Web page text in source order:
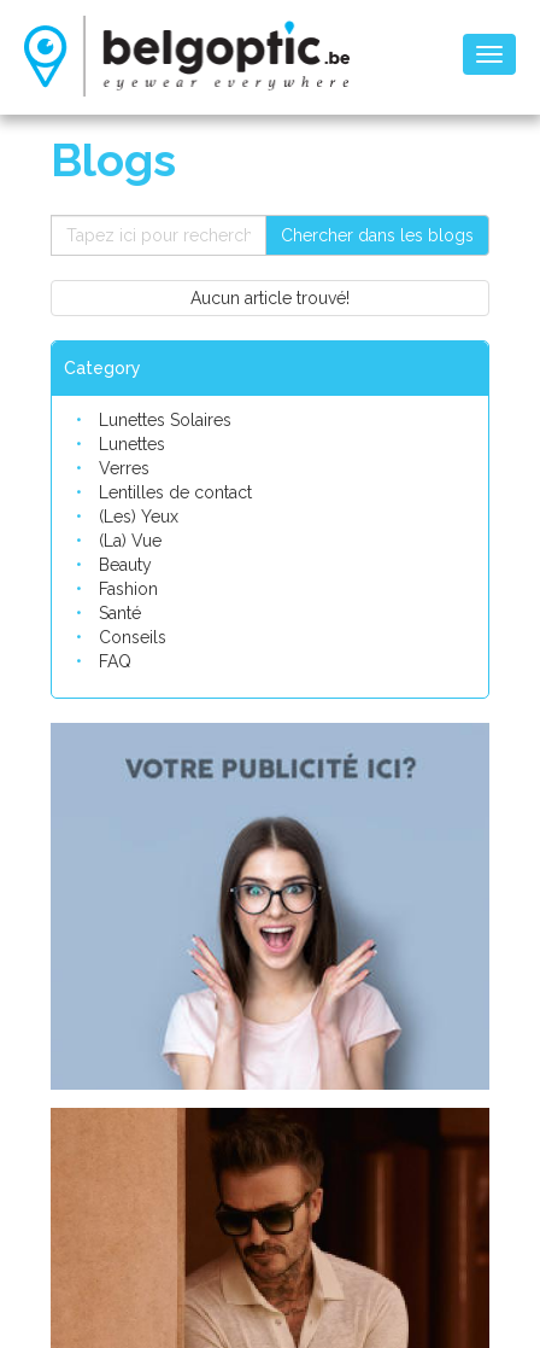
Blogs
Chercher dans les blogs
Aucun article trouvé!
Category
Lunettes Solaires
Lunettes
Verres
Lentilles de contact
(Les) Yeux
(La) Vue
Beauty
Fashion
Santé
Conseils
FAQ